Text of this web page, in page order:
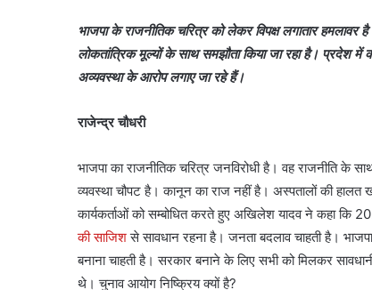
भाजपा के राजनीतिक चरित्र को लेकर विपक्ष लगातार हमलावर
लोकतांत्रिक मूल्यों के साथ समझौता किया जा रहा है। प्रदेश
अव्यवस्था के आरोप लगाए जा रहे हैं।
राजेन्द्र चौधरी
भाजपा का राजनीतिक चरित्र जनविरोधी है। वह राजनीति
व्यवस्था चौपट है। कानून का राज नहीं है। अस्पतालों की
कार्यकर्ताओं को सम्बोधित करते हुए अखिलेश यादव ने कहा कि
की साजिशसे सावधान रहना है। जनता बदलाव चाहती है।
बनाना चाहती है। सरकार बनाने के लिए सभी को मिलकर
थे। चुनाव आयोग निष्क्रिय क्यों है?